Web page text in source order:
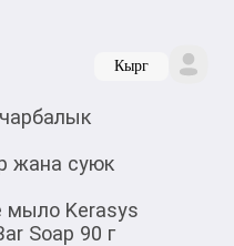
Кырг
жана суюк
мыло Kerasys
Soap 90 г